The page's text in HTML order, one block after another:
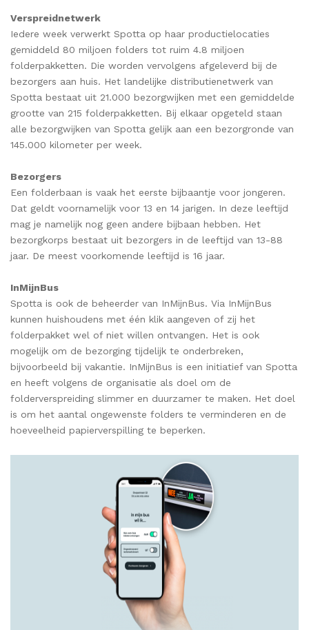
Verspreidnetwerk
Iedere week verwerkt Spotta op haar productielocaties
gemiddeld 80 miljoen folders tot ruim 4.8 miljoen
folderpakketten. Die worden vervolgens afgeleverd bij de
bezorgers aan huis. Het landelijke distributienetwerk van
Spotta bestaat uit 21.000 bezorgwijken met een gemiddelde
grootte van 215 folderpakketten. Bij elkaar opgeteld staan
alle bezorgwijken van Spotta gelijk aan een bezorgronde van
145.000 kilometer per week.
Bezorgers
Een folderbaan is vaak het eerste bijbaantje voor jongeren.
Dat geldt voornamelijk voor 13 en 14 jarigen. In deze leeftijd
mag je namelijk nog geen andere bijbaan hebben. Het
bezorgkorps bestaat uit bezorgers in de leeftijd van 13-88
jaar. De meest voorkomende leeftijd is 16 jaar.
InMijnBus
Spotta is ook de beheerder van InMijnBus. Via InMijnBus
kunnen huishoudens met één klik aangeven of zij het
folderpakket wel of niet willen ontvangen. Het is ook
mogelijk om de bezorging tijdelijk te onderbreken,
bijvoorbeeld bij vakantie. InMijnBus is een initiatief van Spotta
en heeft volgens de organisatie als doel om de
folderverspreiding slimmer en duurzamer te maken. Het doel
is om het aantal ongewenste folders te verminderen en de
hoeveelheid papierverspilling te beperken.